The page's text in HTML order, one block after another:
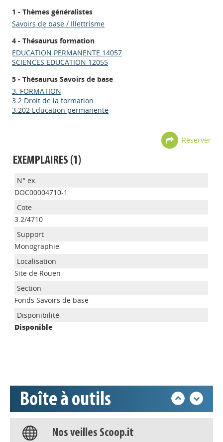
1 - Thèmes généralistes
Savoirs de base / Illettrisme
4 - Thésaurus formation
EDUCATION PERMANENTE 14057
SCIENCES EDUCATION 12055
5 - Thésaurus Savoirs de base
3. FORMATION
3.2 Droit de la formation
3.202 Education permanente
Réserver
EXEMPLAIRES (1)
DOC00004710-1
3.2/4710
Monographie
Site de Rouen
Fonds Savoirs de base
Disponible
Boîte à outils
Appels à projets
Base documentaire
Nos veilles Scoop.it